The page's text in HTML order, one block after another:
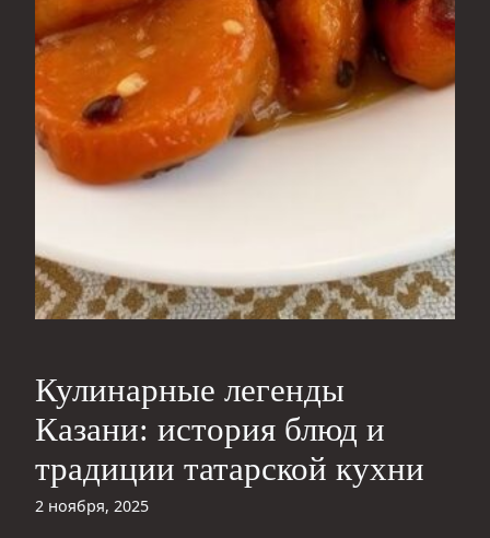
Кулинарные легенды
Казани: история блюд и
традиции татарской кухни
2 ноября, 2025